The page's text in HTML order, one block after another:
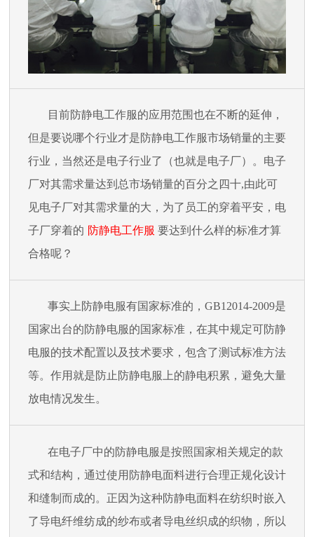
目前防静电工作服的应用范围也在不断的延伸，
但是要说哪个行业才是防静电工作服市场销量的主要
行业，当然还是电子行业了（也就是电子厂）。电子
厂对其需求量达到总市场销量的百分之四十,由此可
见电子厂对其需求量的大，为了员工的穿着平安，电
子厂穿着的 防静电工作服 要达到什么样的标准才算
合格呢？
事实上防静电服有国家标准的， GB12014-2009是
国家出台的防静电服的国家标准，在其中规定可防静
电服的技术配置以及技术要求，包含了测试标准方法
等。作用就是防止防静电服上的静电积累，避免大量
放电情况发生。
在电子厂中的防静电服是按照国家相关规定的款
式和结构，通过使用防静电面料进行合理正规化设计
和缝制而成的。正因为这种防静电面料在纺织时嵌入
了导电纤维纺成的纱布或者导电丝织成的织物，所以